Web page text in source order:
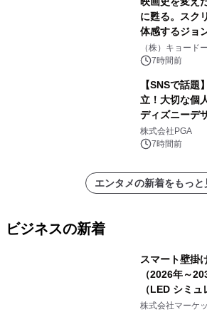
に甦る。スク
体感するジョ
界。ジョン・
スペクタキュ
定！
（株）キョード
7時間前
【SNSで話題
立！大切な個
ディズニーデ
株式会社PGA
株式会社PGA
7時間前
エンタメの新着をもっと
ビジネスの新着
スマート壁掛
（2026年～
（LED シミ
グラフィック
株式会社マーケ